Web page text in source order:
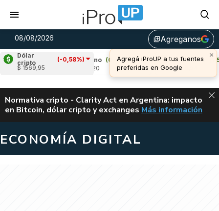
08/08/2026 library_addAgreganos
×
Agregá iProUP a tus fuentes
preferidas en Google
Dólar
cripto
(-0,58%)
$ 1569,95
Cardano (0,65%)
Avalanche
u$s 6,54
ALERTA
Normativa cripto - Clarity Act en Argentina: impacto
en Bitcoin, dólar cripto y exchanges CLARITY ACT EN
Más información
ECONOMÍA DIGITAL